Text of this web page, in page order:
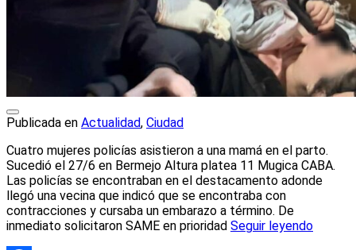
Publicada en Actualidad, Ciudad
Cuatro mujeres policías asistieron a una mamá en el parto.
Sucedió el 27/6 en Bermejo Altura platea 11 Mugica CABA.
Las policías se encontraban en el destacamento adonde
llegó una vecina que indicó que se encontraba con
contracciones y cursaba un embarazo a término. De
inmediato solicitaron SAME en prioridad Seguir leyendo